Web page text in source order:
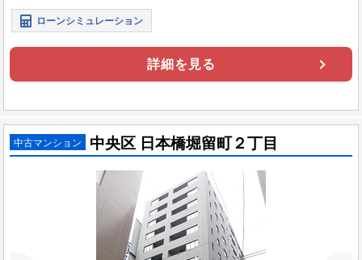
ローンシミュレーション
詳細を見る
中古マンション 中央区 日本橋堀留町２丁目